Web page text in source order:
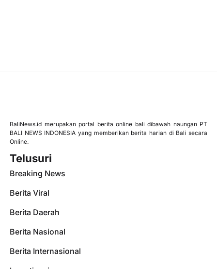
BaliNews.id merupakan portal berita online bali dibawah naungan PT
BALI NEWS INDONESIA yang memberikan berita harian di Bali secara
Online.
Telusuri
Breaking News
Berita Viral
Berita Daerah
Berita Nasional
Berita Internasional